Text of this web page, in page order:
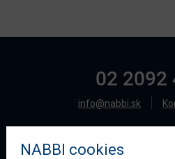
02 2092
info@nabbi.sk
NABBI cookies